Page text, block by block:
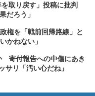
取り戻す」投稿に批判
だろう」
権を「戦前回帰路線」と
かねない」
寄付報告への中傷にあき
サリ「汚い心だね」